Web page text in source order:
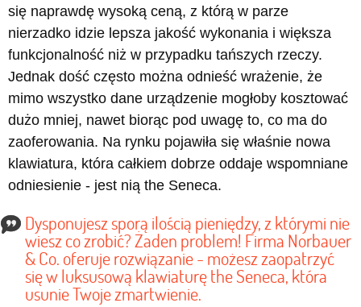
się naprawdę wysoką ceną, z którą w parze
nierzadko idzie lepsza jakość wykonania i większa
funkcjonalność niż w przypadku tańszych rzeczy.
Jednak dość często można odnieść wrażenie, że
mimo wszystko dane urządzenie mogłoby kosztować
dużo mniej, nawet biorąc pod uwagę to, co ma do
zaoferowania. Na rynku pojawiła się właśnie nowa
klawiatura, która całkiem dobrze oddaje wspomniane
odniesienie - jest nią the Seneca.
Dysponujesz sporą ilością pieniędzy, z którymi nie
wiesz co zrobić? Żaden problem! Firma Norbauer
& Co. oferuje rozwiązanie - możesz zaopatrzyć
się w luksusową klawiaturę the Seneca, która
usunie Twoje zmartwienie.